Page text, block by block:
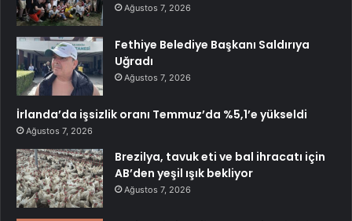
Ağustos 7, 2026
Fethiye Belediye Başkanı Saldırıya
Uğradı
Ağustos 7, 2026
İrlanda’da işsizlik oranı Temmuz’da %5,1’e yükseldi
Ağustos 7, 2026
Brezilya, tavuk eti ve bal ihracatı için
AB’den yeşil ışık bekliyor
Ağustos 7, 2026